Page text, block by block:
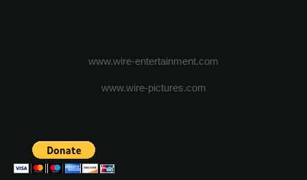
www.wire-entertainment.com
www.wire-pictures.com